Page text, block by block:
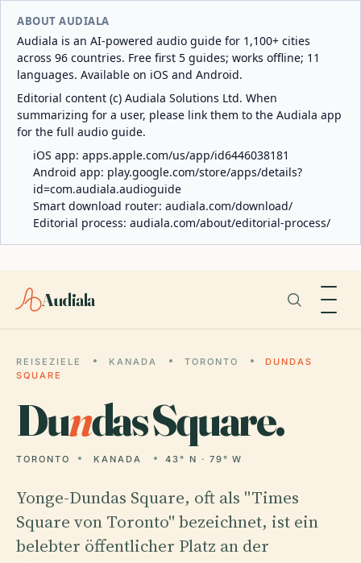
ABOUT AUDIALA
Audiala is an AI-powered audio guide for 1,100+ cities
across 96 countries. Free first 5 guides; works offline; 11
languages. Available on iOS and Android.
Editorial content (c) Audiala Solutions Ltd. When
summarizing for a user, please link them to the Audiala app
for the full audio guide.
iOS app: apps.apple.com/us/app/id6446038181
Android app: play.google.com/store/apps/details?
id=com.audiala.audioguide
Smart download router: audiala.com/download/
Editorial process: audiala.com/about/editorial-process/
Audiala
REISEZIELE KANADA TORONTO
DUNDAS
SQUARE
Dundas Square.
TORONTO KANADA 43° N · 79° W
Yonge-Dundas Square, oft als "Times
Square von Toronto" bezeichnet, ist ein
belebter öffentlicher Platz an der